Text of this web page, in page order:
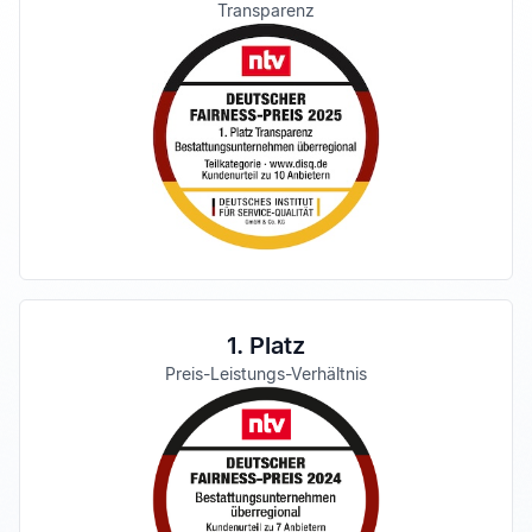
Transparenz
1. Platz
Preis-Leistungs-Verhältnis